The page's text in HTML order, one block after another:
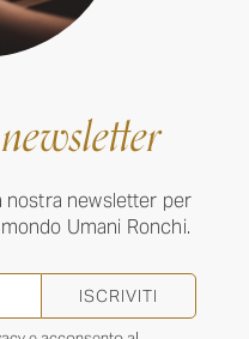
newsletter
nostra newsletter per
Umani Ronchi.
ISCRIVITI